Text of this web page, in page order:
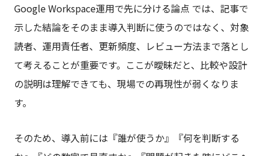
Google Workspace運用で先に分ける論点 では、記事で
示した結論をそのまま導入判断に使うのではなく、対象
読者、運用責任者、更新頻度、レビュー方法まで落とし
て考えることが重要です。ここが曖昧だと、比較や設計
の説明は理解できても、現場での再現性が弱くなりま
す。
そのため、導入前には『誰が使うか』『何を判断する